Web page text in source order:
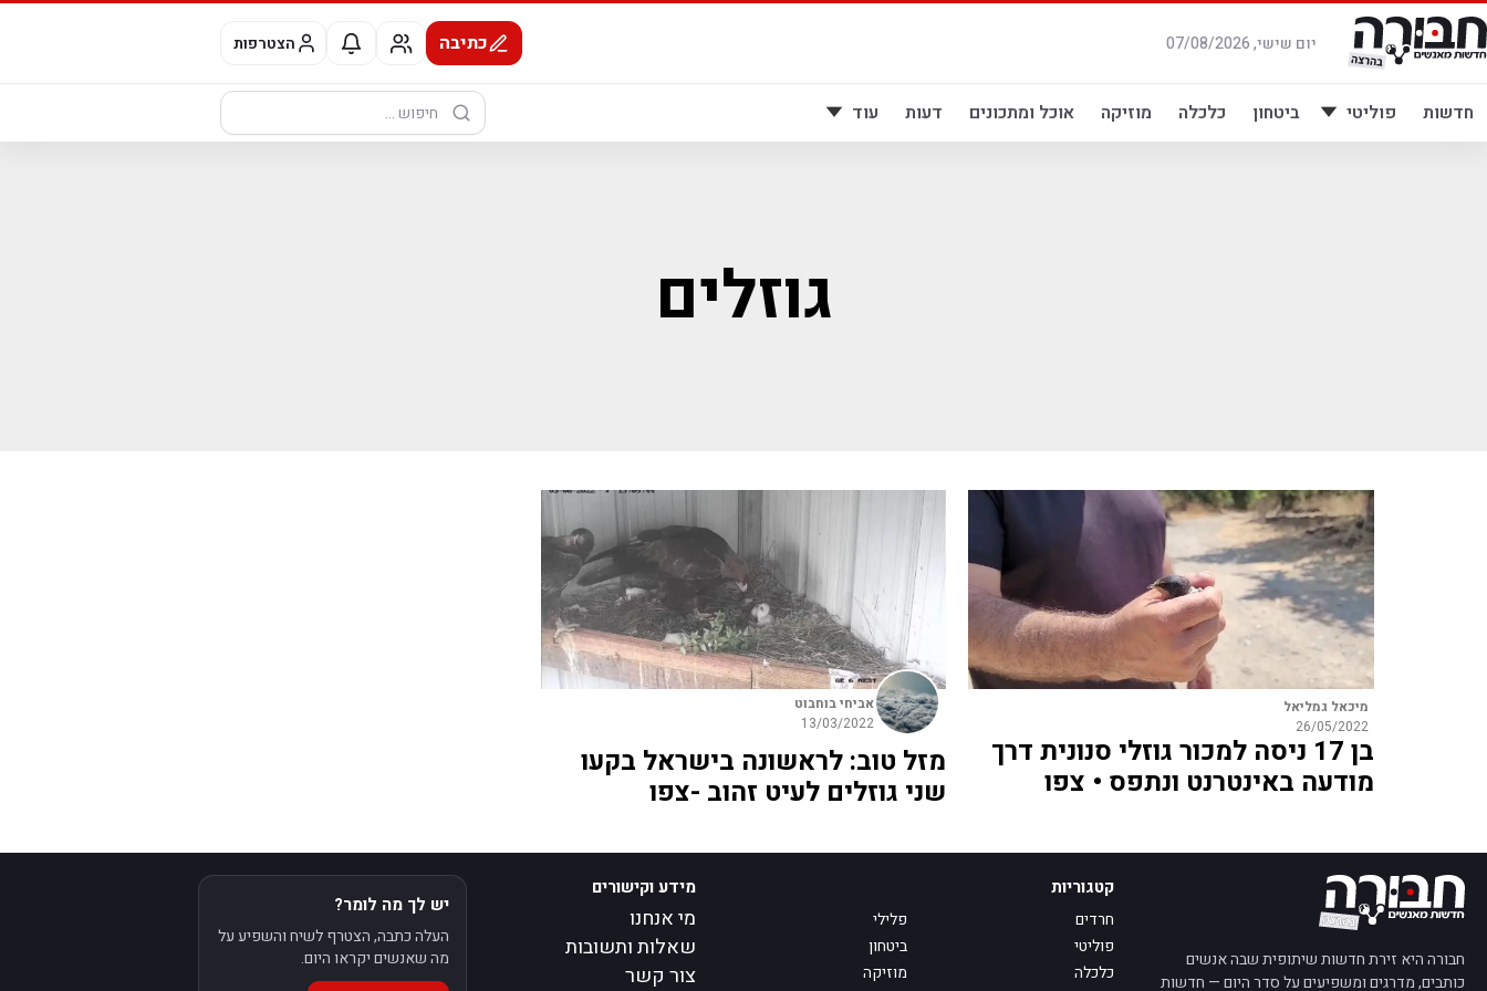
דלג
לתוכן
יום שישי, 07/08/2026 כתיבה הצטרפות
חדשות פוליטי ביטחון כלכלה מוזיקה אוכל ומתכונים דעות עוד
חיפוש:
גוזלים
מיכאל גמליאל
26/05/2022
בן 17 ניסה למכור גוזלי סנונית דרך
מודעה באינטרנט ונתפס • צפו
אביחי בוחבוט
13/03/2022
מזל טוב: לראשונה בישראל בקעו
שני גוזלים לעיט זהוב -צפו
חבורה היא זירת חדשות שיתופית שבה אנשים
כותבים, מדרגים ומשפיעים על סדר היום — חדשות
קטגוריות
חרדים
פלילי
פוליטי
ביטחון
כלכלה
מוזיקה
מידע וקישורים
מי אנחנו
שאלות ותשובות
צור קשר
יש לך מה לומר?
העלה כתבה, הצטרף לשיח והשפיע על
מה שאנשים יקראו היום.